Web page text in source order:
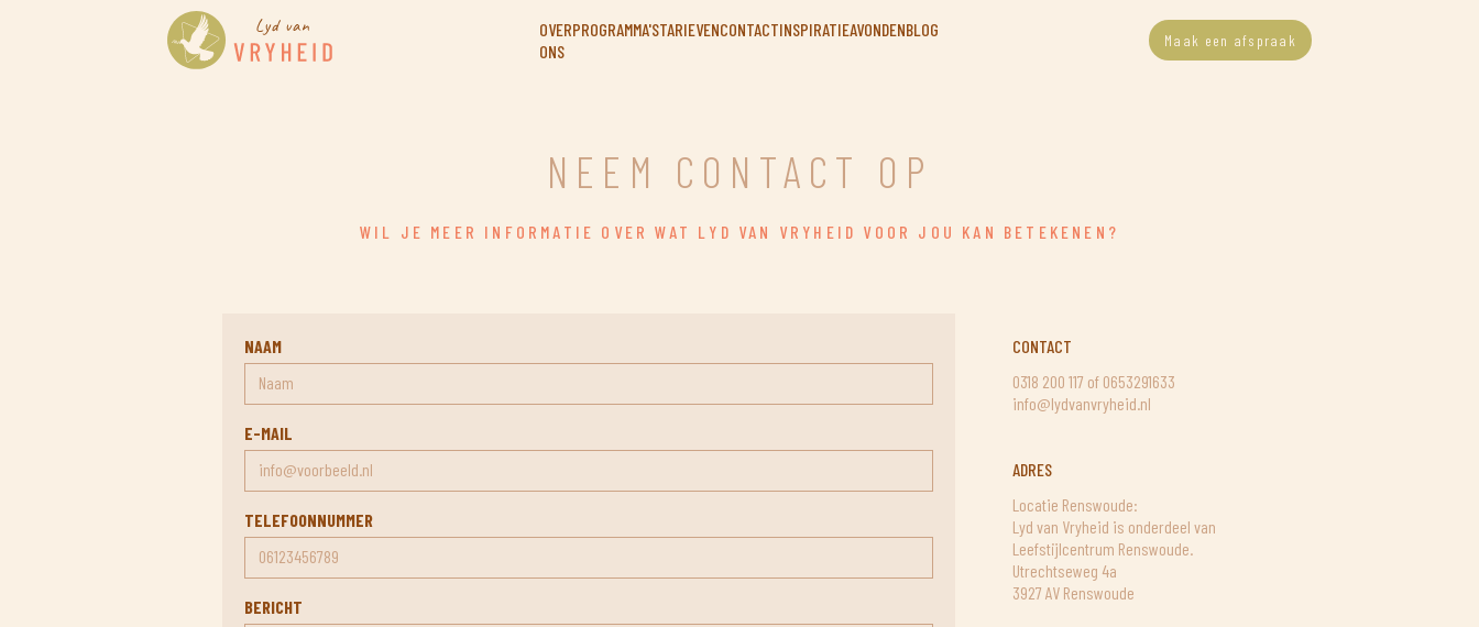
OVER
ONS
PROGRAMMA'STARIEVENCONTACTINSPIRATIEAVONDENBLOG
Maak een afspraak
NEEM CONTACT OP
WIL JE MEER INFORMATIE OVER WAT LYD VAN VRYHEID VOOR JOU KAN BETEKENEN?
NAAM
E-MAIL
TELEFOONNUMMER
BERICHT
CONTACT
0318 200 117 of 0653291633
info@lydvanvryheid.nl
ADRES
Locatie Renswoude:
Lyd van Vryheid is onderdeel van
Leefstijlcentrum Renswoude.
Utrechtseweg 4a
3927 AV Renswoude